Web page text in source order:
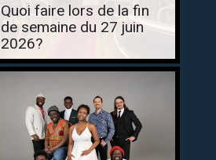
Quoi faire lors de la fin
de semaine du 27 juin
2026?